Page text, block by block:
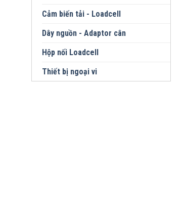
Cảm biến tải - Loadcell
Dây nguồn - Adaptor cân
Hộp nối Loadcell
Thiết bị ngoại vi